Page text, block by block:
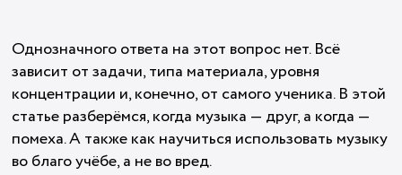
Однозначного ответа на этот вопрос нет. Всё
зависит от задачи, типа материала, уровня
концентрации и, конечно, от самого ученика. В этой
статье разберёмся, когда музыка — друг, а когда —
помеха. А также как научиться использовать музыку
во благо учёбе, а не во вред.